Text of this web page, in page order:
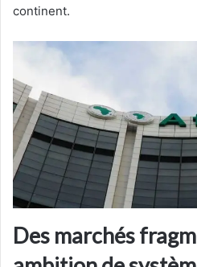
continent.
Des marchés